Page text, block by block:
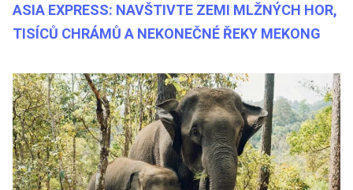
ASIA EXPRESS: NAVŠTIVTE ZEMI MLŽNÝCH HOR,
TISÍCŮ CHRÁMŮ A NEKONEČNÉ ŘEKY MEKONG